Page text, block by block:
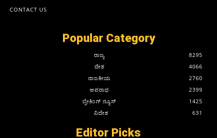
CONTACT US
Popular Category
ರಾಜ್ಯ
8295
ದೇಶ
4066
ರಾಜಕೀಯ
2760
ಅಪರಾಧ
2399
ಬ್ರೇಕಿಂಗ್ ನ್ಯೂಸ್
1425
ವಿದೇಶ
631
Editor Picks